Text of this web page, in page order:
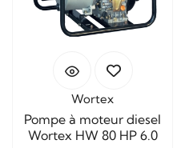
Wortex
Pompe à moteur diesel
Wortex HW 80 HP 6.0